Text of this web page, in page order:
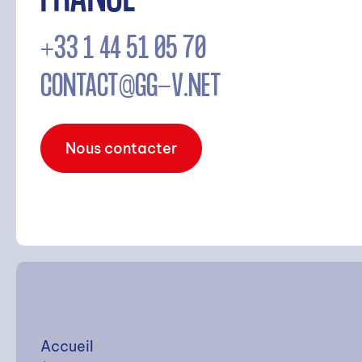
Rechercher
+33 1 44 51 05 70
CONTACT@GG-V.NET
Nous contacter
Accueil